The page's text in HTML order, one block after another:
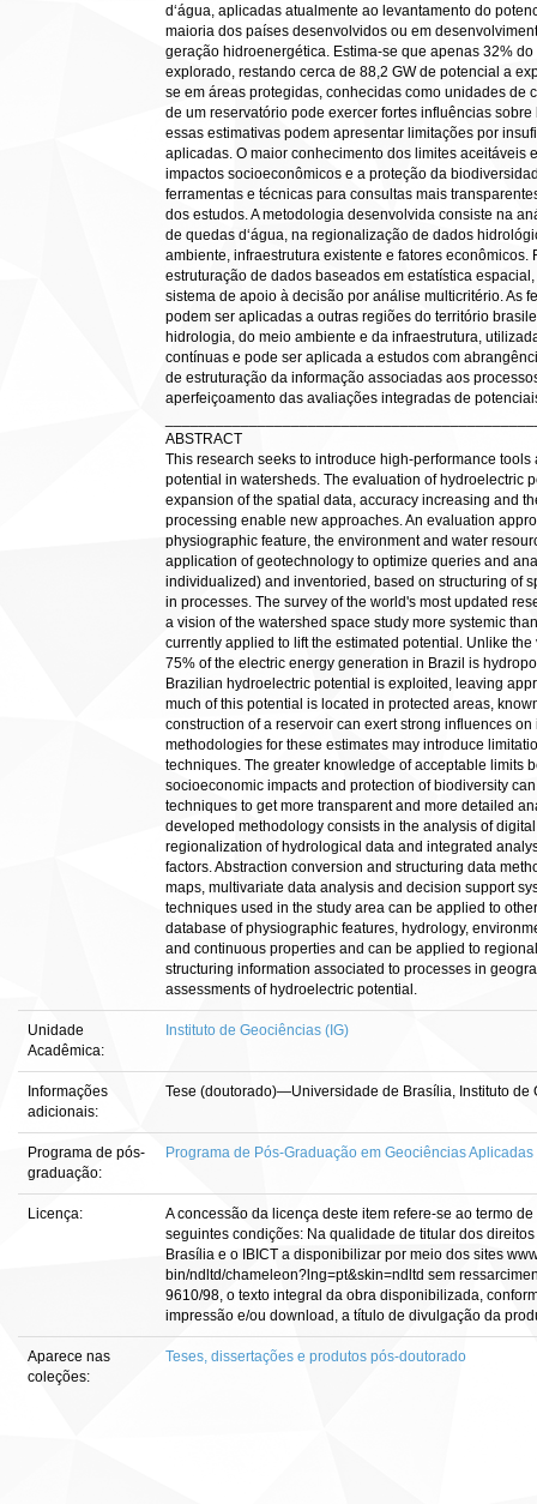
d‘água, aplicadas atualmente ao levantamento do
maioria dos países desenvolvidos ou em
geração hidroenergética. Estima-se que apenas 32%
explorado, restando cerca de 88,2 GW de potencial a
se em áreas protegidas, conhecidas como unidades de
de um reservatório pode exercer fortes influências
essas estimativas podem apresentar limitações por
aplicadas. O maior conhecimento dos limites aceitáveis
impactos socioeconômicos e a proteção da
ferramentas e técnicas para consultas mais
dos estudos. A metodologia desenvolvida consiste na
de quedas d‘água, na regionalização de dados
ambiente, infraestrutura existente e fatores
estruturação de dados baseados em estatística
sistema de apoio à decisão por análise multicritério. As
podem ser aplicadas a outras regiões do território
hidrologia, do meio ambiente e da infraestrutura,
contínuas e pode ser aplicada a estudos com
de estruturação da informação associadas aos
aperfeiçoamento das avaliações integradas de
ABSTRACT
This research seeks to introduce high-performance
potential in watersheds. The evaluation of hydroelectric
expansion of the spatial data, accuracy increasing and
processing enable new approaches. An evaluation
physiographic feature, the environment and water
application of geotechnology to optimize queries and
individualized) and inventoried, based on structuring of
in processes. The survey of the world's most updated
a vision of the watershed space study more systemic
currently applied to lift the estimated potential. Unlike
75% of the electric energy generation in Brazil is
Brazilian hydroelectric potential is exploited, leaving
much of this potential is located in protected areas,
construction of a reservoir can exert strong influences
methodologies for these estimates may introduce
techniques. The greater knowledge of acceptable limits
socioeconomic impacts and protection of biodiversity
techniques to get more transparent and more detailed
developed methodology consists in the analysis of
regionalization of hydrological data and integrated
factors. Abstraction conversion and structuring data
maps, multivariate data analysis and decision support
techniques used in the study area can be applied to
database of physiographic features, hydrology,
and continuous properties and can be applied to
structuring information associated to processes in
assessments of hydroelectric potential.
Unidade
Acadêmica:
Instituto de Geociências (IG)
Informações
adicionais:
Tese (doutorado)—Universidade de Brasília, Instituto de
Programa de pós-
graduação:
Programa de Pós-Graduação em Geociências
Licença:
A concessão da licença deste item refere-se ao termo
seguintes condições: Na qualidade de titular dos
Brasília e o IBICT a disponibilizar por meio dos sites
bin/ndltd/chameleon?lng=pt&skin=ndltd sem
9610/98, o texto integral da obra disponibilizada,
impressão e/ou download, a título de divulgação da
Aparece nas
coleções:
Teses, dissertações e produtos pós-doutorado